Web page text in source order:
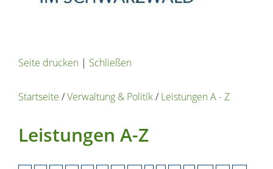
Seite drucken | Schließen
Startseite /Verwaltung & Politik/Leistungen A - Z
Leistungen A-Z